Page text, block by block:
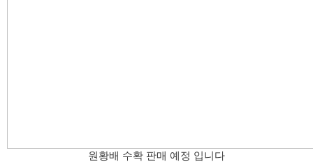
원황배 수확 판매 예정 입니다